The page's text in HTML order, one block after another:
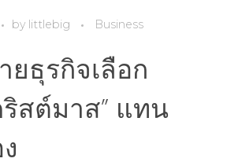
by littlebig Business
ธุรกิจเลือก
สต์มาส” แทน